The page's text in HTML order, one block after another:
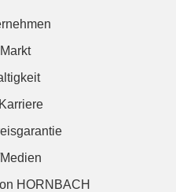
HORNBACH